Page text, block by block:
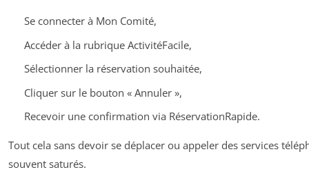
Se connecter à Mon Comité,
Accéder à la rubrique ActivitéFacile,
Sélectionner la réservation souhaitée,
Cliquer sur le bouton « Annuler »,
Recevoir une confirmation via RéservationRapide.
Tout cela sans devoir se déplacer ou appeler des services
souvent saturés.